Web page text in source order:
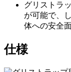
グリストラ
が可能で、
体への安全
仕様